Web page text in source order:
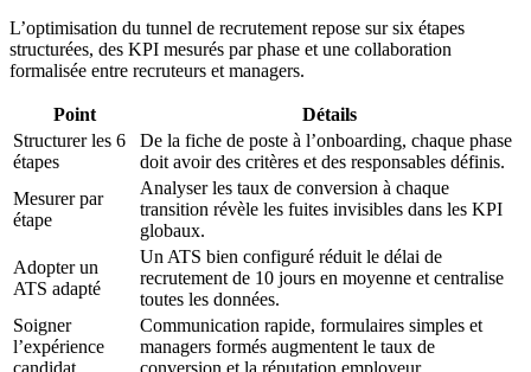
L’optimisation du tunnel de recrutement repose sur six étapes
structurées, des KPI mesurés par phase et une collaboration
formalisée entre recruteurs et managers.
Point
Détails
Structurer les 6
étapes
De la fiche de poste à l’onboarding, chaque phase
doit avoir des critères et des responsables définis.
Mesurer par
étape
Analyser les taux de conversion à chaque
transition révèle les fuites invisibles dans les KPI
globaux.
Adopter un
ATS adapté
Un ATS bien configuré réduit le délai de
recrutement de 10 jours en moyenne et centralise
toutes les données.
Soigner
l’expérience
candidat
Communication rapide, formulaires simples et
managers formés augmentent le taux de
conversion et la réputation employeur.